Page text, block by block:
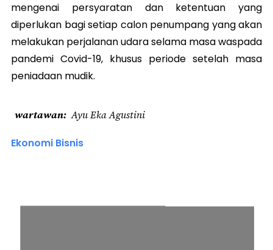
mengenai persyaratan dan ketentuan yang
diperlukan bagi setiap calon penumpang yang akan
melakukan perjalanan udara selama masa waspada
pandemi Covid-19, khusus periode setelah masa
peniadaan mudik.
wartawan Ayu Eka Agustini
Ekonomi Bisnis